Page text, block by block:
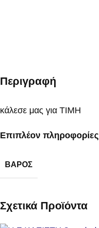
Περιγραφή
κάλεσε μας για ΤΙΜΗ
Επιπλέον πληροφορίες
ΒΆΡΟΣ
Σχετικά Προϊόντα